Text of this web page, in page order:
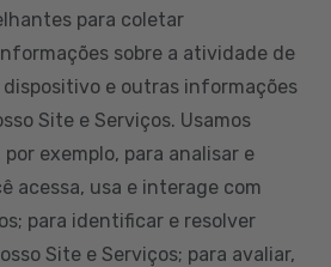
para coletar
sobre a atividade de
e outras informações
Site e Serviços. Usamos
exemplo, para analisar e
acessa, usa e interage com
para identificar e resolver
Site e Serviços; para avaliar,